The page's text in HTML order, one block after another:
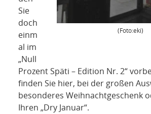
(Foto:eki)
Sie
doch
einm
al im
„Null
Prozent Späti – Edition Nr. 2“
finden Sie hier, bei der großen
besonderes Weihnachtgeschenk
Ihren „Dry Januar“.